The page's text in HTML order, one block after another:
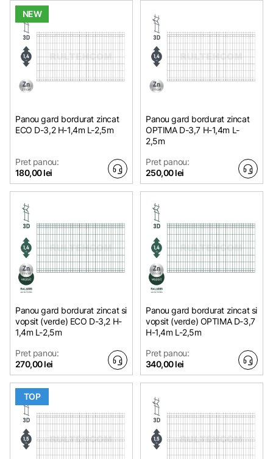
NEW
Panou gard bordurat zincat
ECO D-3,2 H-1,4m L-2,5m
Pret panou:
180,00 lei
Panou gard bordurat zincat
OPTIMA D-3,7 H-1,4m L-
2,5m
Pret panou:
250,00 lei
Panou gard bordurat zincat si
vopsit (verde) ECO D-3,2 H-
1,4m L-2,5m
Pret panou:
270,00 lei
Panou gard bordurat zincat si
vopsit (verde) OPTIMA D-3,7
H-1,4m L-2,5m
Pret panou:
340,00 lei
TOP